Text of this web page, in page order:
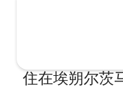
住在埃朔尔茨